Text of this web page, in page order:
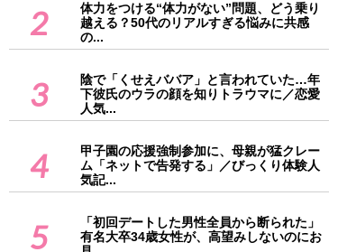
2
体力をつける“体力がない”問題、どう乗り
越える？50代のリアルすぎる悩みに共感
の...
3
陰で「くせえババア」と言われていた…年
下彼氏のウラの顔を知りトラウマに／恋愛
人気...
4
甲子園の応援強制参加に、母親が猛クレー
ム「ネットで告発する」／びっくり体験人
気記...
5
「初回デートした男性全員から断られた」
有名大卒34歳女性が、高望みしないのにお